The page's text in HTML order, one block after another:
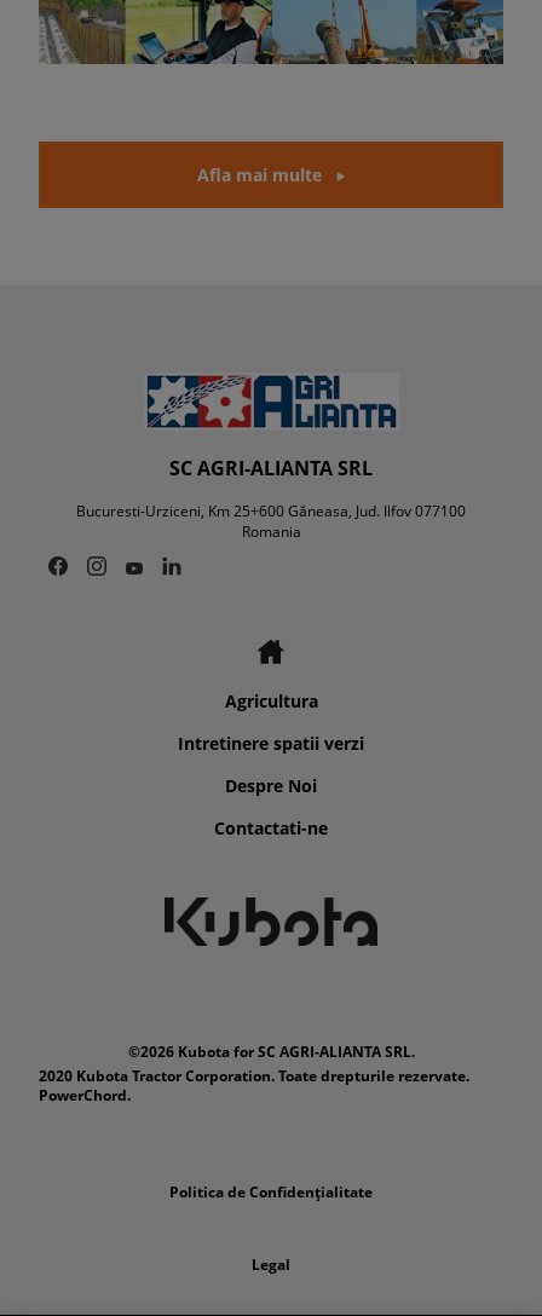
Afla mai multe
SC AGRI-ALIANTA SRL
Bucuresti-Urziceni, Km 25+600 Găneasa, Jud. Ilfov 077100
Romania
Agricultura
Intretinere spatii verzi
Despre Noi
Contactati-ne
©2026 Kubota for SC AGRI-ALIANTA SRL.
2020 Kubota Tractor Corporation. Toate drepturile rezervate.
PowerChord.
Politica de Confidențialitate
Legal